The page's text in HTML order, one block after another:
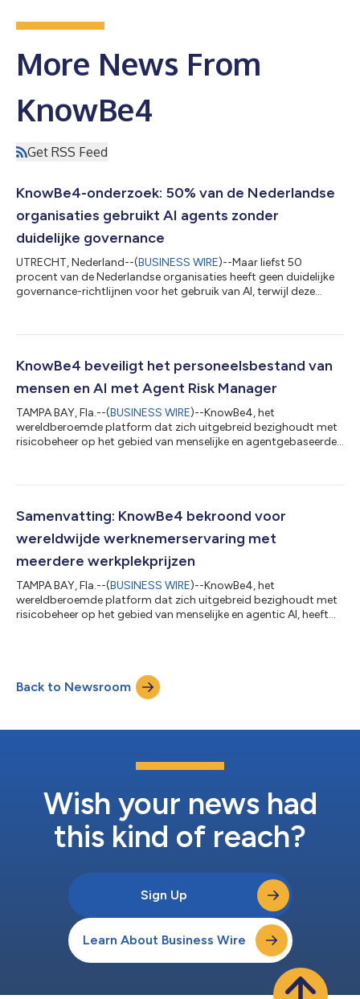
More News From
KnowBe4
Get RSS Feed
KnowBe4-onderzoek: 50% van de Nederlandse
organisaties gebruikt AI agents zonder
duidelijke governance
UTRECHT, Nederland--(BUSINESS WIRE)--Maar liefst 50
procent van de Nederlandse organisaties heeft geen duidelijke
governance-richtlijnen voor het gebruik van AI, terwijl deze
zowel Nederlandse cybersecuritybeslissers als medewerkers. De
governance krijgen AI-agents meer autonomie dan wenselijk is.
Organisaties hebben tegelijk...
KnowBe4 beveiligt het personeelsbestand van
mensen en AI met Agent Risk Manager
TAMPA BAY, Fla.--(BUSINESS WIRE)--KnowBe4, het
wereldberoemde platform dat zich uitgebreid bezighoudt met
risicobeheer op het gebied van menselijke en agentgebaseerde
is ontworpen om het gedrag van autonome AI-agents te
Manager vormt een hoeksteen van het KnowBe4 HRM+
platform en verandert ingrijpend de manier waa...
Samenvatting: KnowBe4 bekroond voor
wereldwijde werknemerservaring met
meerdere werkplekprijzen
TAMPA BAY, Fla.--(BUSINESS WIRE)--KnowBe4, het
wereldberoemde platform dat zich uitgebreid bezighoudt met
risicobeheer op het gebied van menselijke en agentic AI, heeft
certificeringen in 11 landen, erkenning op de lijst van
Computerworld's 2026 Best Places to Work in IT en
onderscheidingen van Top Workplaces en America's Most Lo...
Back to Newsroom
Wish your news had
this kind of reach?
Sign Up
Learn About Business Wire